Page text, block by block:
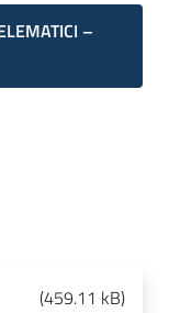
–
(459.11 kB)